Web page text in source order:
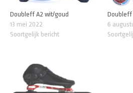
Doubleff A2 wit/goud
13 mei 2022
Soortgelijk bericht
Doubleff
6